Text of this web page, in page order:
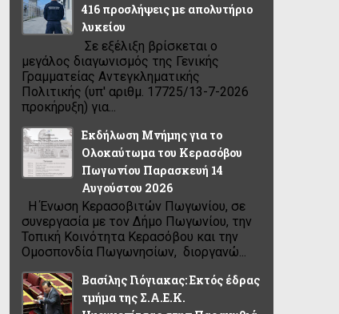
416 προσλήψεις με απολυτήριο
λυκείου
Σε εξέλιξη βρίσκεται ο
μεγάλος διαγωνισμός της Γενικής
Γραμματείας Αντεγκληματικής
Πολιτικής (υπ' αριθμ. 17725/13-7-2026
προκήρυξη) για...
Εκδήλωση Μνήμης για το
Ολοκαύτωμα του Κερασόβου
Πωγωνίου Παρασκευή 14
Αυγούστου 2026
Η Ένωση Κερασοβιτών Πωγωνίου, σε
συνεργασία με τον Δήμο Πωγωνίου, την
Τοπική Κοινότητα Κερασόβου και την
Ομοσπονδία Πωγωνησίων, διοργανώ...
Βασίλης Γιόγιακας: Εκτός έδρας
τμήμα της Σ.Α.Ε.Κ.